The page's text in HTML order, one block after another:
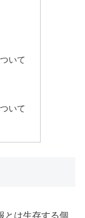
いて
いて
とは生存する個